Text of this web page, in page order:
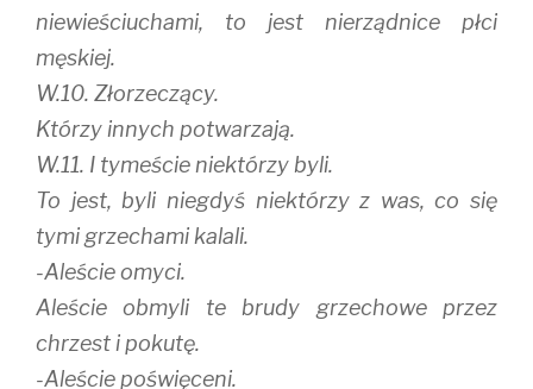
niewieściuchami, to jest nierządnice płci
męskiej.
W.10. Złorzeczący.
Którzy innych potwarzają.
W.11. I tymeście niektórzy byli.
To jest, byli niegdyś niektórzy z was, co się
tymi grzechami kalali.
-Aleście omyci.
Aleście obmyli te brudy grzechowe przez
chrzest i pokutę.
-Aleście poświęceni.